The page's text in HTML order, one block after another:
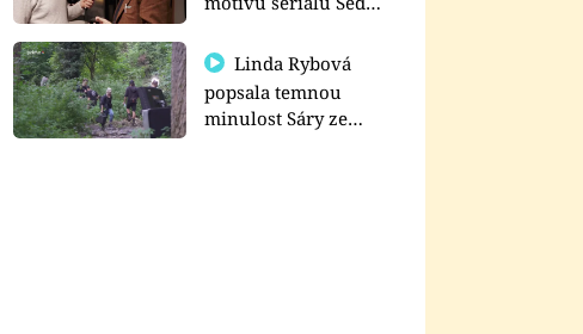
Linda Rybová
popsala temnou
minulost Sáry ze